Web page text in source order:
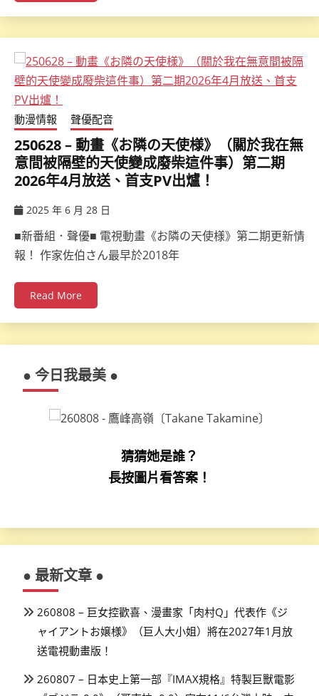
動漫情報 聲優配音
250628 – 動畫《お隣の天使様》（關於我在無
意間被隔壁的天使變成廢柴這件事）第二期
2026年4月放送、首支PV出爐！
2025 年 6 月 28 日
■新番組．聲優■ 電視動畫《お隣の天使様》第二期更新情
報！ 作家佐伯さん最早於2018年
Read More
● 今日我最美 ●
猜猜她是誰？
長按圖片看答案！
● 最新文章 ●
260808 – 巨女控歡喜、漫畫家「肉村Q」代表作《ジ
ャイアントお嬢様》（巨人大小姐）將在2027年1月放
送電視動畫版！
260807 – 日本史上第一部『IMAX規格』特製巨獸電影